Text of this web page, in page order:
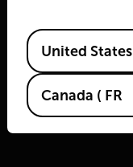
Available Locations
United States
Canada ( FR